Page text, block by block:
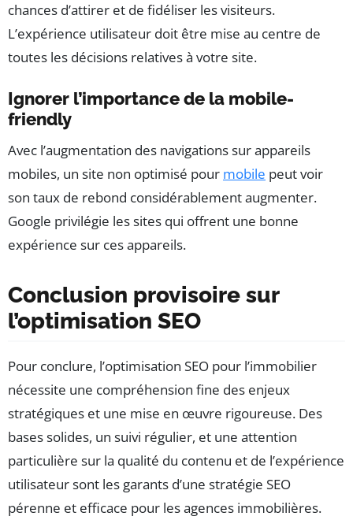
chances d’attirer et de fidéliser les visiteurs.
L’expérience utilisateur doit être mise au centre de
toutes les décisions relatives à votre site.
Ignorer l’importance de la mobile-
friendly
Avec l’augmentation des navigations sur appareils
mobiles, un site non optimisé pour mobile peut voir
son taux de rebond considérablement augmenter.
Google privilégie les sites qui offrent une bonne
expérience sur ces appareils.
Conclusion provisoire sur
l’optimisation SEO
Pour conclure, l’optimisation SEO pour l’immobilier
nécessite une compréhension fine des enjeux
stratégiques et une mise en œuvre rigoureuse. Des
bases solides, un suivi régulier, et une attention
particulière sur la qualité du contenu et de l’expérience
utilisateur sont les garants d’une stratégie SEO
pérenne et efficace pour les agences immobilières.